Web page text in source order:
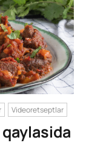
Videoretseptlar